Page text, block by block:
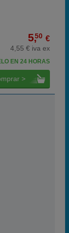
5,50 €
4,55 € iva ex
EN 24 HORAS
>